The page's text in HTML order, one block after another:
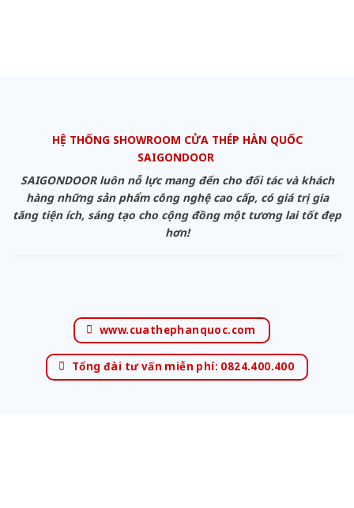
HỆ THỐNG SHOWROOM CỬA THÉP HÀN QUỐC
SAIGONDOOR
SAIGONDOOR luôn nỗ lực mang đến cho đối tác và khách
hàng những sản phẩm công nghệ cao cấp, có giá trị gia
tăng tiện ích, sáng tạo cho cộng đồng một tương lai tốt đẹp
hơn!
www.cuathephanquoc.com
Tổng đài tư vấn miễn phí: 0824.400.400